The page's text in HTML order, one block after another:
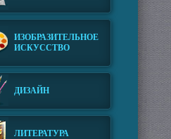
ИЗОБРАЗИТЕЛЬНОЕ
ИСКУССТВО
ДИЗАЙН
ЛИТЕРАТУРА